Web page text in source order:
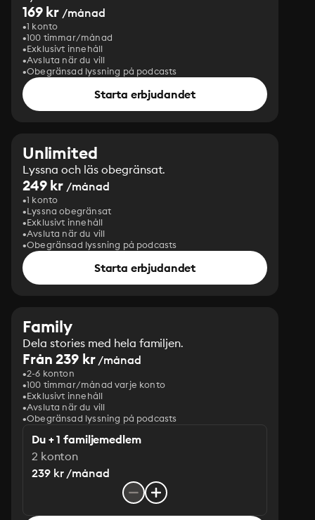
169 kr /månad
1 konto
100 timmar/månad
Exklusivt innehåll
Avsluta när du vill
Obegränsad lyssning på podcasts
Starta erbjudandet
Unlimited
Lyssna och läs obegränsat.
249 kr /månad
1 konto
Lyssna obegränsat
Exklusivt innehåll
Avsluta när du vill
Obegränsad lyssning på podcasts
Starta erbjudandet
Family
Dela stories med hela familjen.
Från 239 kr/månad
2-6 konton
100 timmar/månad varje konto
Exklusivt innehåll
Avsluta när du vill
Obegränsad lyssning på podcasts
Du + 1 familjemedlem
2 konton
239 kr /månad